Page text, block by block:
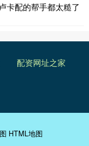
卡配的帮手都太糙了
配资网址之家
HTML地图